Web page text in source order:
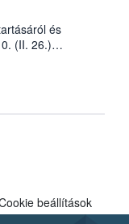
és
(II. 26.)
okozta fizikai
beállítások